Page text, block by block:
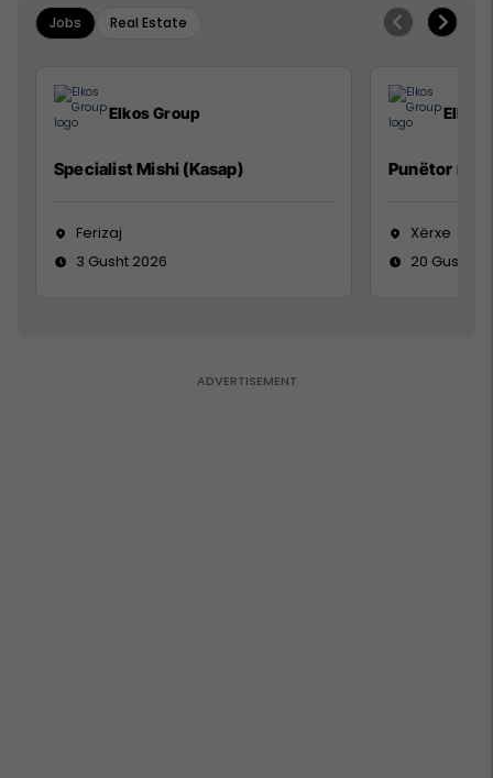
Jobs Real Estate
Elkos Group
Specialist Mishi (Kasap)
Ferizaj
3 Gusht 2026
Elkos
Punëtor në
Xërxe
20 Gusht